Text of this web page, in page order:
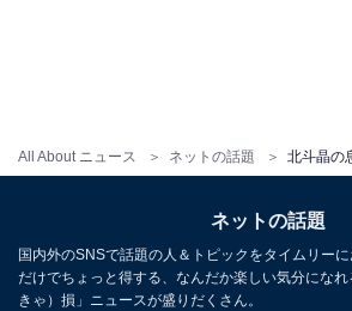
All About ニュース ネットの話題
ネットの話題
国内外のSNSで話題の人＆トピックをタイムリー
だけでちょっと得する、なんだか楽しい気分にな
きゃ）損」ニュースが盛りだくさん。